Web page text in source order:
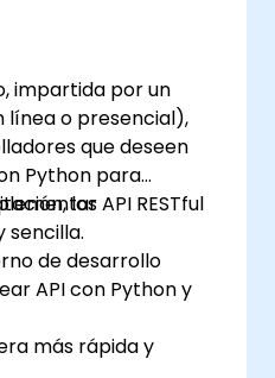
e implementar
impartida por un
línea o presencial),
que deseen
Python para
API RESTful
sencilla.
los
de desarrollo
API con Python y
más rápida y